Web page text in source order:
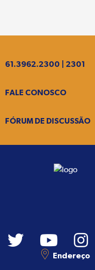
61.3962.2300 | 2301
FALE CONOSCO
FÓRUM DE DISCUSSÃO
Endereço